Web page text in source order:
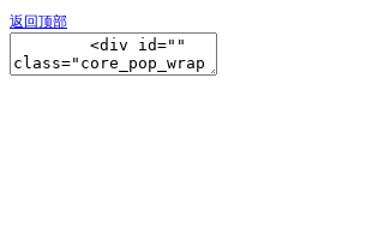
返回顶部